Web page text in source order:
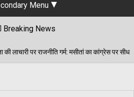
Menu
Breaking News
का कांग्रेस पर सीधा वार— कहा- 'सिखों के प्रति